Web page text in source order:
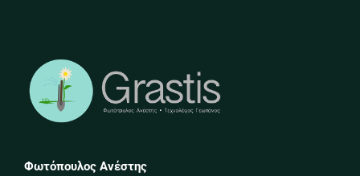
Φωτόπουλος Ανέστης